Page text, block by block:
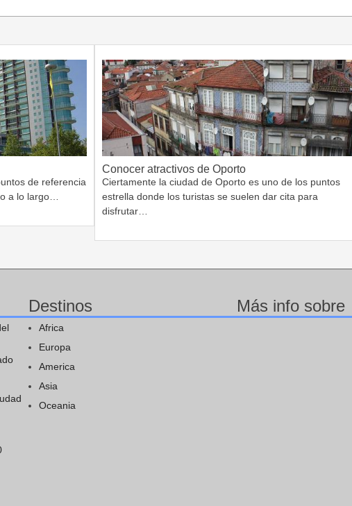
de referencia
a lo largo…
Conocer atractivos de Oporto
Ciertamente la ciudad de Oporto es uno de los puntos
estrella donde los turistas se suelen dar cita para
disfrutar…
Destinos
Africa
Europa
America
Asia
Oceania
Más info sobre